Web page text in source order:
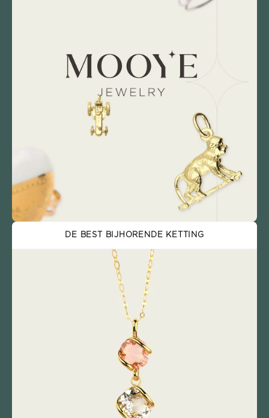
DE BEST BIJHORENDE KETTING